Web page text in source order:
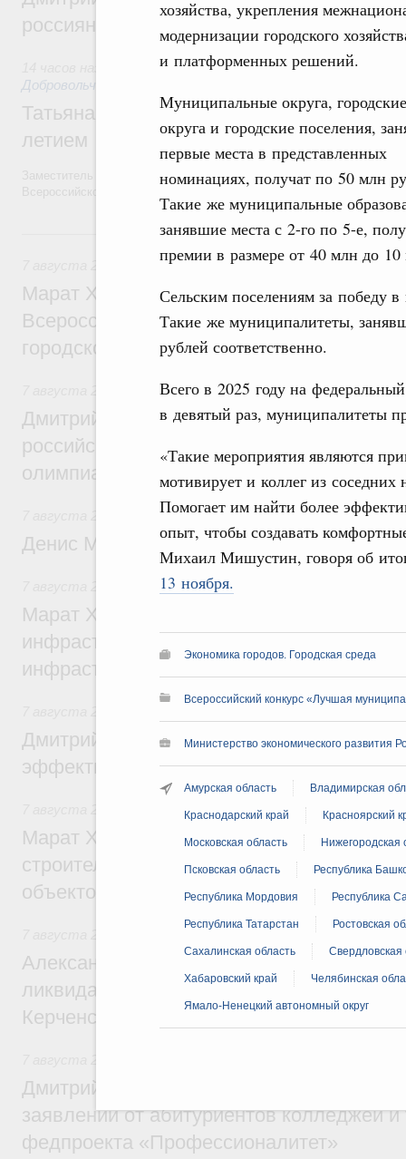
хозяйства, укрепления
модернизации городского
и платформенных решений.
Муниципальные округа, городские
округа и городские поселения,
первые места в представленных
номинациях, получат по 50 млн
Такие же муниципальные
занявшие места с 2-го по 5-е,
премии в размере от 40 млн до
Сельским поселениям за победу
Такие же муниципалитеты,
рублей соответственно.
Всего в 2025 году на
в девятый раз, муниципалитеты
«Такие мероприятия являются
мотивирует и коллег из
Помогает им найти более
опыт, чтобы создавать
Михаил Мишустин, говоря об
13 ноября.
Экономика городов. Городская среда
Всероссийский конкурс «Лучшая
Министерство экономического развития
Амурская область Владимирская
Краснодарский край Красноярский
Московская область Нижегородская
Псковская область Республика
Республика Мордовия Республика
Республика Татарстан Ростовская
Сахалинская область Свердловская
Хабаровский край Челябинская
Ямало-Ненецкий автономный округ
россиян с Днём физкультурника
Социальные инновации. Некоммерческие
Добровольчество и волонтёрство. Благотворительность
Татьяна Голикова поздравила
летием
Заместитель Председателя Правительства Татьяна Голикова
Всероссийского общественного движения «Волонтёры-медики» с
Вчера
Экономика городов. Городская среда
Марат Хуснуллин провёл заседание
Всероссийского конкурса лучших
городской среды
Отрасль информационных технологий
Дмитрий Чернышенко и Сергей Кравцов
российскую сборную с победой на
олимпиаде по искусственному
Общие вопросы промышленной политики
Денис Мантуров посетил Ярославскую
Бюджеты субъектов Федерации.
Марат Хуснуллин: 15 объектов
инфраструктуры построили и обновили
инфраструктурным кредитам
Дмитрий Патрушев: Синхронизация
эффективность поддержки сельских
Экономика городов. Городская среда
Марат Хуснуллин: «Единый заказчик»
строительство и реконструкцию более
объектов
Чрезвычайные ситуации и ликвидация их
Александр Козлов провёл заседание
ликвидации последствий чрезвычайной
Керченском проливе
Дмитрий Чернышенко: Установлен
заявлений от абитуриентов колледжей и
федпроекта «Профессионалитет»